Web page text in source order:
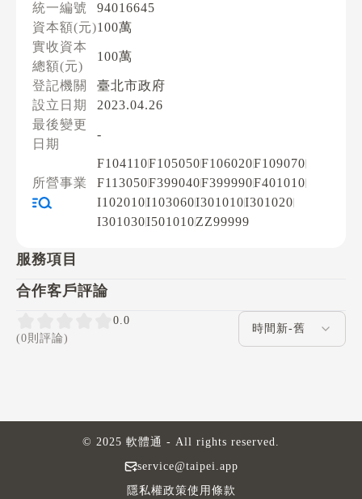
統一編號
94016645
資本額(元)100萬
實收資本
總額(元)
100萬
登記機關
臺北市政府
設立日期
2023.04.26
最後變更
日期
-
所營事業
F104110F105050F106020F109070
F113050F399040F399990F401010
I102010I103060I301010I301020
I301030I501010ZZ99999
服務項目
合作客戶評論
0.0
(0則評論)
評論排序
service@taipei.app
© 2025 軟體通 - All rights reserved.
隱私權政策使用條款